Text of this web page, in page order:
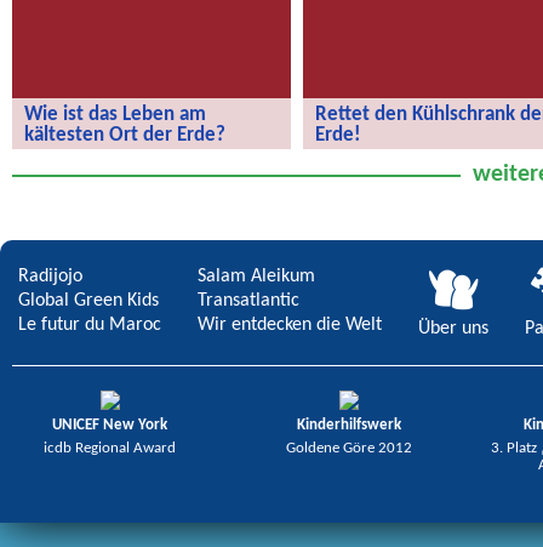
Wie ist das Leben am
kältesten Ort der Erde?
der Erde?
Rettet den Kühlschrank
Erde!
Radijojo
Global Green Kids
Le futur du Maroc
Salam Aleikum
Transatlantic
Wir entdecken die Welt
Über uns
UNICEF New York
icdb Regional Award
Kinderhilfswerk
Goldene Göre 2012
3. Platz